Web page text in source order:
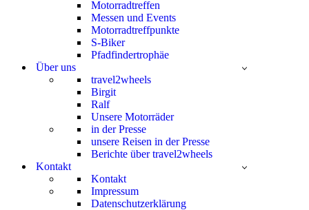
Motorradtreffen
Messen und Events
Motorradtreffpunkte
S-Biker
Pfadfindertrophäe
Über uns
travel2wheels
Birgit
Ralf
Unsere Motorräder
in der Presse
unsere Reisen in der Presse
Berichte über travel2wheels
Kontakt
Kontakt
Impressum
Datenschutzerklärung